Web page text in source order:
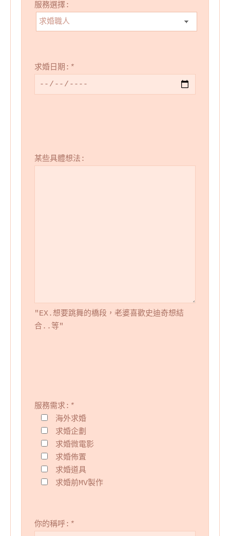
服務選擇:
求婚日期: *
某些具體想法:
"EX.想要跳舞的橋段，老婆喜歡史迪奇想結
合..等"
服務需求: *
海外求婚
求婚企劃
求婚微電影
求婚佈置
求婚道具
求婚前MV製作
你的稱呼: *